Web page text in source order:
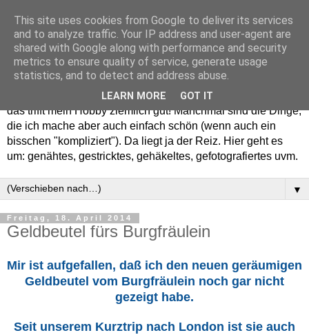
Willkommen in meinem "Wohnzimmer". Einfach und schön -
das trifft mein Hobby ziemlich gut! Manchmal sind die Dinge,
die ich mache aber auch einfach schön (wenn auch ein
bisschen "kompliziert"). Da liegt ja der Reiz. Hier geht es
um: genähtes, gestricktes, gehäkeltes, gefotografiertes uvm.
▼
Freitag, 18. April 2014
Geldbeutel fürs Burgfräulein
Mir ist aufgefallen, daß ich den neuen geräumigen
Geldbeutel vom Burgfräulein noch gar nicht
gezeigt habe.
Seit unserem Kurztrip nach London ist sie auch
This site uses cookies from Google to deliver its services
and to analyze traffic. Your IP address and user-agent are
shared with Google along with performance and security
metrics to ensure quality of service, generate usage
statistics, and to detect and address abuse.
LEARN MORE GOT IT